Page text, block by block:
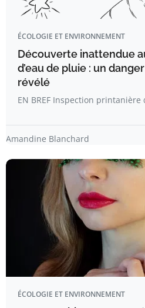
ÉCOLOGIE ET ENVIRONNEMENT
Découverte inattendue
d’eau de pluie : un
révélé
EN BREF Inspection printanière
Amandine Blanchard
ÉCOLOGIE ET ENVIRONNEMENT